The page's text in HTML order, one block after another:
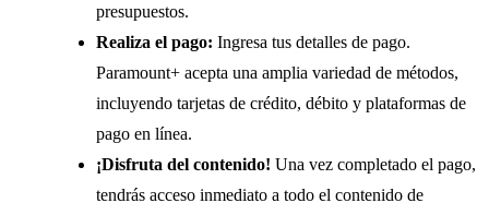
presupuestos.
Realiza el pago: Ingresa tus detalles de pago.
Paramount+ acepta una amplia variedad de métodos,
incluyendo tarjetas de crédito, débito y plataformas de
pago en línea.
¡Disfruta del contenido! Una vez completado el pago,
tendrás acceso inmediato a todo el contenido de